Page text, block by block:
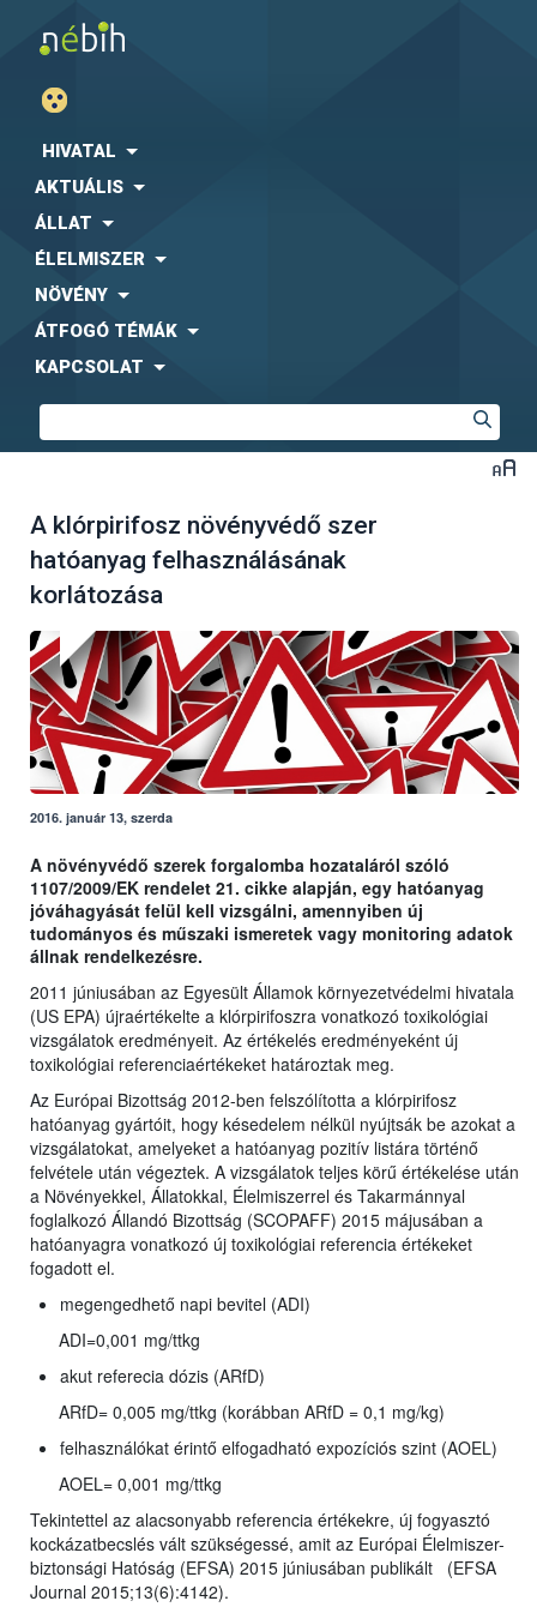
HIVATAL
AKTUÁLIS
ÁLLAT
ÉLELMISZER
NÖVÉNY
ÁTFOGÓ TÉMÁK
KAPCSOLAT
A klórpirifosz növényvédő szer
hatóanyag felhasználásának
korlátozása
2016. január 13, szerda
A növényvédő szerek forgalomba hozataláról szóló
1107/2009/EK rendelet 21. cikke alapján, egy hatóanyag
jóváhagyását felül kell vizsgálni, amennyiben új
tudományos és műszaki ismeretek vagy monitoring adatok
állnak rendelkezésre.
2011 júniusában az Egyesült Államok környezetvédelmi hivatala
(US EPA) újraértékelte a klórpirifoszra vonatkozó toxikológiai
vizsgálatok eredményeit. Az értékelés eredményeként új
toxikológiai referenciaértékeket határoztak meg.
Az Európai Bizottság 2012-ben felszólította a klórpirifosz
hatóanyag gyártóit, hogy késedelem nélkül nyújtsák be azokat a
vizsgálatokat, amelyeket a hatóanyag pozitív listára történő
felvétele után végeztek. A vizsgálatok teljes körű értékelése után
a Növényekkel, Állatokkal, Élelmiszerrel és Takarmánnyal
foglalkozó Állandó Bizottság (SCOPAFF) 2015 májusában a
hatóanyagra vonatkozó új toxikológiai referencia értékeket
fogadott el.
megengedhető napi bevitel (ADI)
ADI=0,001 mg/ttkg
akut referecia dózis (ARfD)
ARfD= 0,005 mg/ttkg (korábban ARfD = 0,1 mg/kg)
felhasználókat érintő elfogadható expozíciós szint (AOEL)
AOEL= 0,001 mg/ttkg
Tekintettel az alacsonyabb referencia értékekre, új fogyasztó
kockázatbecslés vált szükségessé, amit az Európai Élelmiszer-
biztonsági Hatóság (EFSA) 2015 júniusában publikált (EFSA
Journal 2015;13(6):4142).